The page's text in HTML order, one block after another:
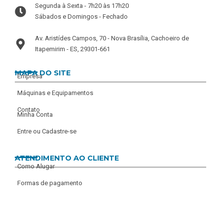
Segunda à Sexta - 7h20 às 17h20
Sábados e Domingos - Fechado
Av. Aristídes Campos, 70 - Nova Brasília, Cachoeiro de
Itapemirim - ES, 29301-661
MAPA DO SITE
Empresa
Máquinas e Equipamentos
Contato
Minha Conta
Entre ou Cadastre-se
ATENDIMENTO AO CLIENTE
Como Alugar
Formas de pagamento